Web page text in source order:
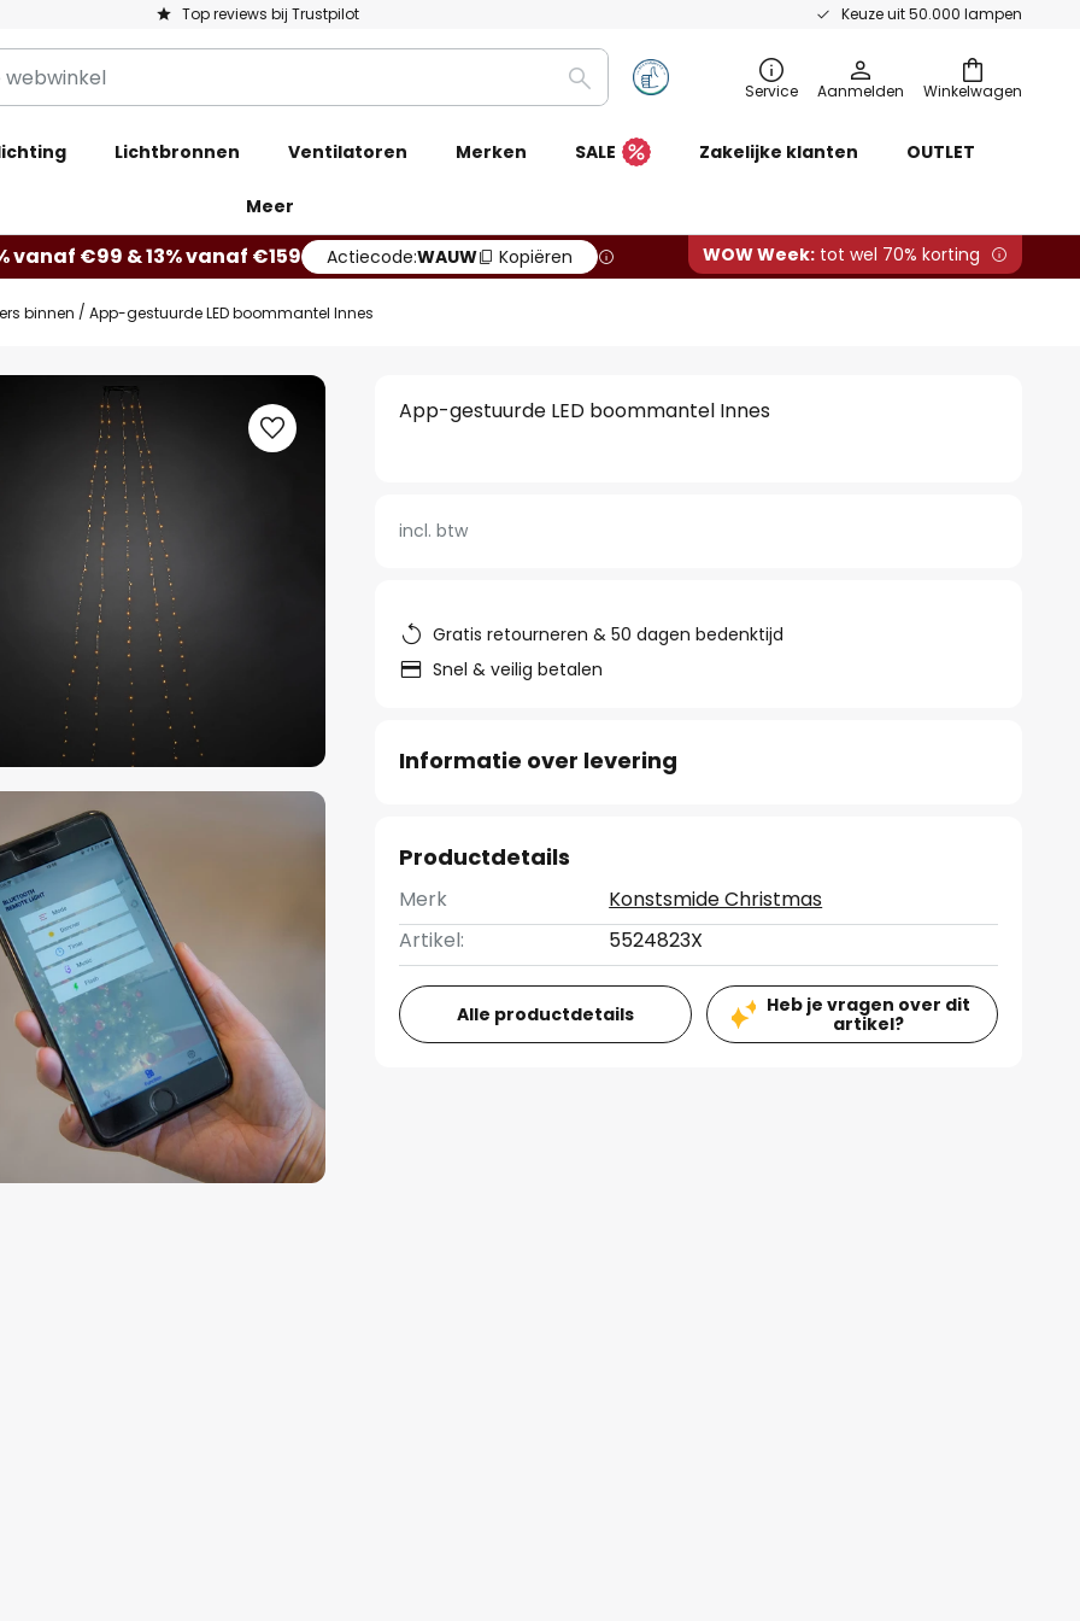
Top reviews bij Trustpilot Keuze uit 50.000 lampen
Winkelwagen
Zoeken Service Aanmelden
Lichtbronnen Ventilatoren Merken SALE Zakelijke klanten OUTLET
Meer
vanaf €99 & 13% vanaf €159 Actiecode:WAUW Kopiëren WOW Week: tot wel 70% korting
binnen App-gestuurde LED boommantel Innes
App-gestuurde LED boommantel Innes
incl. btw
Gratis retourneren & 50 dagen bedenktijd
Snel & veilig betalen
Informatie over levering
Productdetails
Merk
Konstsmide Christmas
Artikel:
5524823X
Alle productdetails
Heb je vragen over dit
artikel?